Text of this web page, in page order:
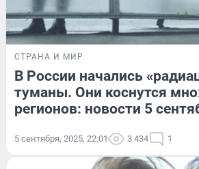
СТРАНА И МИР
В России начались
туманы. Они коснутся
регионов: новости 5
5 сентября, 2025, 22:01 3 434 1